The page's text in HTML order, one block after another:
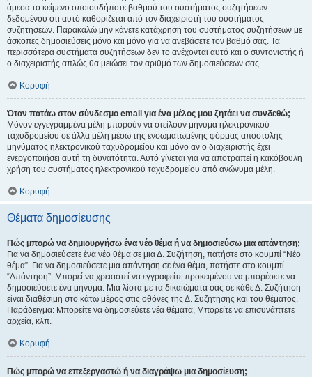
άμεσα το κείμενο οποιουδήποτε βαθμού του συστήματος συζητήσεων
δεδομένου ότι αυτό καθορίζεται από τον διαχειριστή του συστήματος
συζητήσεων. Παρακαλώ μην κάνετε κατάχρηση του συστήματος συζητήσεων με
άσκοπες δημοσιεύσεις μόνο και μόνο για να ανεβάσετε τον βαθμό σας. Τα
περισσότερα συστήματα συζητήσεων δεν το ανέχονται αυτό και ο συντονιστής ή
ο διαχειριστής απλώς θα μειώσει τον αριθμό των δημοσιεύσεων σας.
Κορυφή
Όταν πατάω στον σύνδεσμο email για ένα μέλος μου ζητάει να συνδεθώ;
Μόνον εγγεγραμμένα μέλη μπορούν να στείλουν μήνυμα ηλεκτρονικού
ταχυδρομείου σε άλλα μέλη μέσω της ενσωματωμένης φόρμας αποστολής
μηνύματος ηλεκτρονικού ταχυδρομείου και μόνο αν ο διαχειριστής έχει
ενεργοποιήσει αυτή τη δυνατότητα. Αυτό γίνεται για να αποτραπεί η κακόβουλη
χρήση του συστήματος ηλεκτρονικού ταχυδρομείου από ανώνυμα μέλη.
Κορυφή
Θέματα δημοσίευσης
Πώς μπορώ να δημιουργήσω ένα νέο θέμα ή να δημοσιεύσω μια απάντηση;
Για να δημοσιεύσετε ένα νέο θέμα σε μια Δ. Συζήτηση, πατήστε στο κουμπί “Νέο
θέμα”. Για να δημοσιεύσετε μια απάντηση σε ένα θέμα, πατήστε στο κουμπί
“Απάντηση”. Μπορεί να χρειαστεί να εγγραφείτε προκειμένου να μπορέσετε να
δημοσιεύσετε ένα μήνυμα. Μια λίστα με τα δικαιώματά σας σε κάθε Δ. Συζήτηση
είναι διαθέσιμη στο κάτω μέρος στις οθόνες της Δ. Συζήτησης και του θέματος.
Παράδειγμα: Μπορείτε να δημοσιεύετε νέα θέματα, Μπορείτε να επισυνάπτετε
αρχεία, κλπ.
Κορυφή
Πώς μπορώ να επεξεργαστώ ή να διαγράψω μια δημοσίευση;